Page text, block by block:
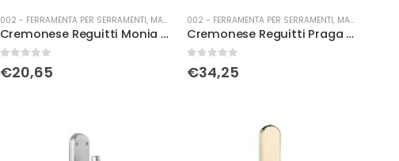
002 - FERRAMENTA PER SERRAMENTI, MANIGLIERIA
Cremonese Reguitti Monia c/buss brz
Su 5
€20,65
002 - FERRAMENTA PER SERRAMENTI, MANIGLIERIA
Cremonese Reguitti Praga c/bu olv
Su 5
€34,25